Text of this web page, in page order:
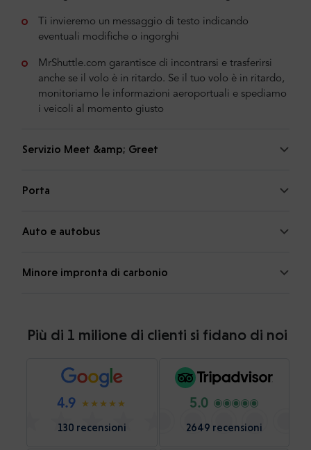
Ti invieremo un messaggio di testo indicando
eventuali modifiche o ingorghi
MrShuttle.com garantisce di incontrarsi e trasferirsi
anche se il volo è in ritardo. Se il tuo volo è in ritardo,
monitoriamo le informazioni aeroportuali e spediamo
i veicoli al momento giusto
Servizio Meet &amp; Greet
Porta
Auto e autobus
Minore impronta di carbonio
Più di 1 milione di clienti si fidano di noi
4.9
130 recensioni
5.0
2649 recensioni